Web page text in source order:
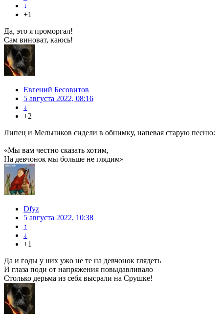
↓
+1
Да, это я проморгал!
Сам виноват, каюсь!
Евгений Бесовитов
5 августа 2022, 08:16
↓
+2
Липец и Мельников сидели в обнимку, напевая старую песню:
«Мы вам честно сказать хотим,
На девчонок мы больше не глядим»
Dfyz
5 августа 2022, 10:38
↑
↓
+1
Да и годы у них ужо не те на девчонок глядеть
И глаза поди от напряжения повыдавливало
Столько дерьма из себя высрали на Срушке!